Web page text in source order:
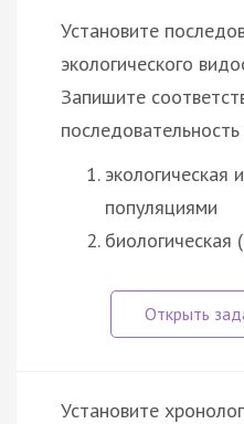
Установите
экологического
Запишите
популяциями
биологическая
Установите